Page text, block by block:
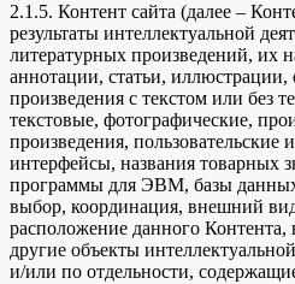
2.1.5. Контент сайта (далее –
результаты интеллектуальной
литературных произведений, их
аннотации, статьи,
произведения с текстом или без
текстовые, фотографические,
произведения, пользовательские
интерфейсы, названия товарных
программы для ЭВМ, базы
выбор, координация, внешний
расположение данного Контента,
другие объекты
и/или по отдельности,